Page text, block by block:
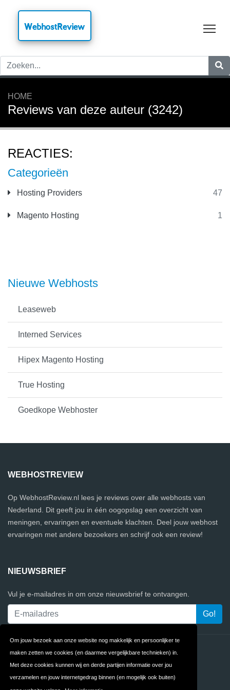
Om jouw bezoek aan onze website nog makkelijk en persoonlijker te
maken zetten we cookies (en daarmee vergelijkbare technieken) in.
Met deze cookies kunnen wij en derde partijen informatie over jou
verzamelen en jouw internetgedrag binnen (en mogelijk ook buiten)
WebhostReview
HOME
Reviews van deze auteur (3242)
Categorieën
Hosting Providers 47
Magento Hosting 1
Nieuwe Webhosts
Leaseweb
Interned Services
Hipex Magento Hosting
True Hosting
Goedkope Webhoster
REACTIES:
WEBHOSTREVIEW
Op WebhostReview.nl lees je reviews over alle webhosts van
Nederland. Dit geeft jou in één oogopslag een overzicht van
meningen, ervaringen en eventuele klachten. Deel jouw webhost
ervaringen met andere bezoekers en schrijf ook een review!
NIEUWSBRIEF
Vul je e-mailadres in om onze nieuwsbrief te ontvangen.
Contact Privacy
Algemene FAQ